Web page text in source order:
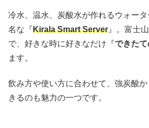
冷水、温水、炭酸水が作れるウォー
名な『Kirala Smart Server 』。富士
で、好きな時に好きなだけ『できた
ます。
飲み方や使い方に合わせて、強炭酸
きるのも魅力の一つです。